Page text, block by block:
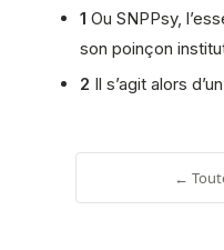
1 Ou SNPPsy,
son poinçon
2 Il s’agit alors
←